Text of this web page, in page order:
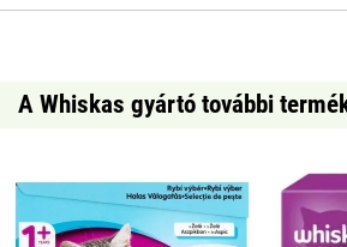
A Whiskas gyártó további